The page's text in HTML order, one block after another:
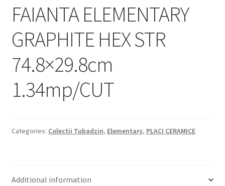
Plata si Livrare
Politică de confidențialitate
Politica de cookie
Termeni si conditii
FAIANTA ELEMENTARY
GRAPHITE HEX STR
74.8×29.8cm
1.34mp/CUT
Categories: Colectii Tubadzin, Elementary, PLACI CERAMICE
Additional information